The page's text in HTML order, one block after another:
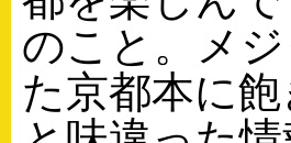
のこと。メ
た京都本に